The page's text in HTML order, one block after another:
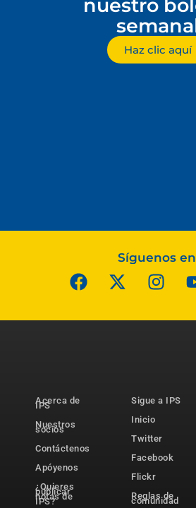
nuestro
Haz clic aquí
Síguenos
Acerca de
IPS
Nuestros
socios
Contáctenos
Apóyenos
¿Quieres
publicar
notas de
IPS?
Sigue a IPS
Inicio
Twitter
Facebook
Flickr
Reglas de
comunidad